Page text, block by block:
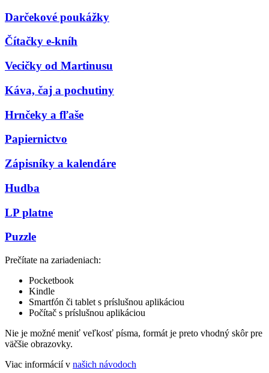
Darčekové poukážky
Čítačky e-kníh
Vecičky od Martinusu
Káva, čaj a pochutiny
Hrnčeky a fľaše
Papiernictvo
Zápisníky a kalendáre
Hudba
LP platne
Puzzle
Prečítate na zariadeniach:
Pocketbook
Kindle
Smartfón či tablet s príslušnou aplikáciou
Počítač s príslušnou aplikáciou
Nie je možné meniť veľkosť písma, formát je preto vhodný skôr pre
väčšie obrazovky.
Viac informácií v našich návodoch